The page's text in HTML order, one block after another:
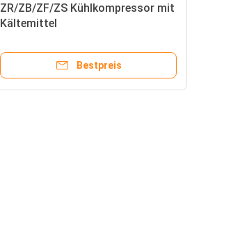
ZR/ZB/ZF/ZS Kühlkompressor mit
Kältemittel
Bestpreis